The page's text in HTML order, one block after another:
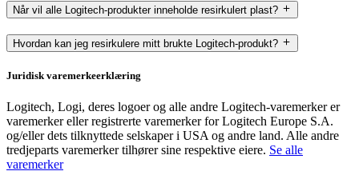
Når vil alle Logitech-produkter inneholde resirkulert plast?
Hvordan kan jeg resirkulere mitt brukte Logitech-produkt?
Juridisk varemerkeerklæring
Logitech, Logi, deres logoer og alle andre Logitech-varemerker er
varemerker eller registrerte varemerker for Logitech Europe S.A.
og/eller dets tilknyttede selskaper i USA og andre land. Alle andre
tredjeparts varemerker tilhører sine respektive eiere. Se alle
varemerker